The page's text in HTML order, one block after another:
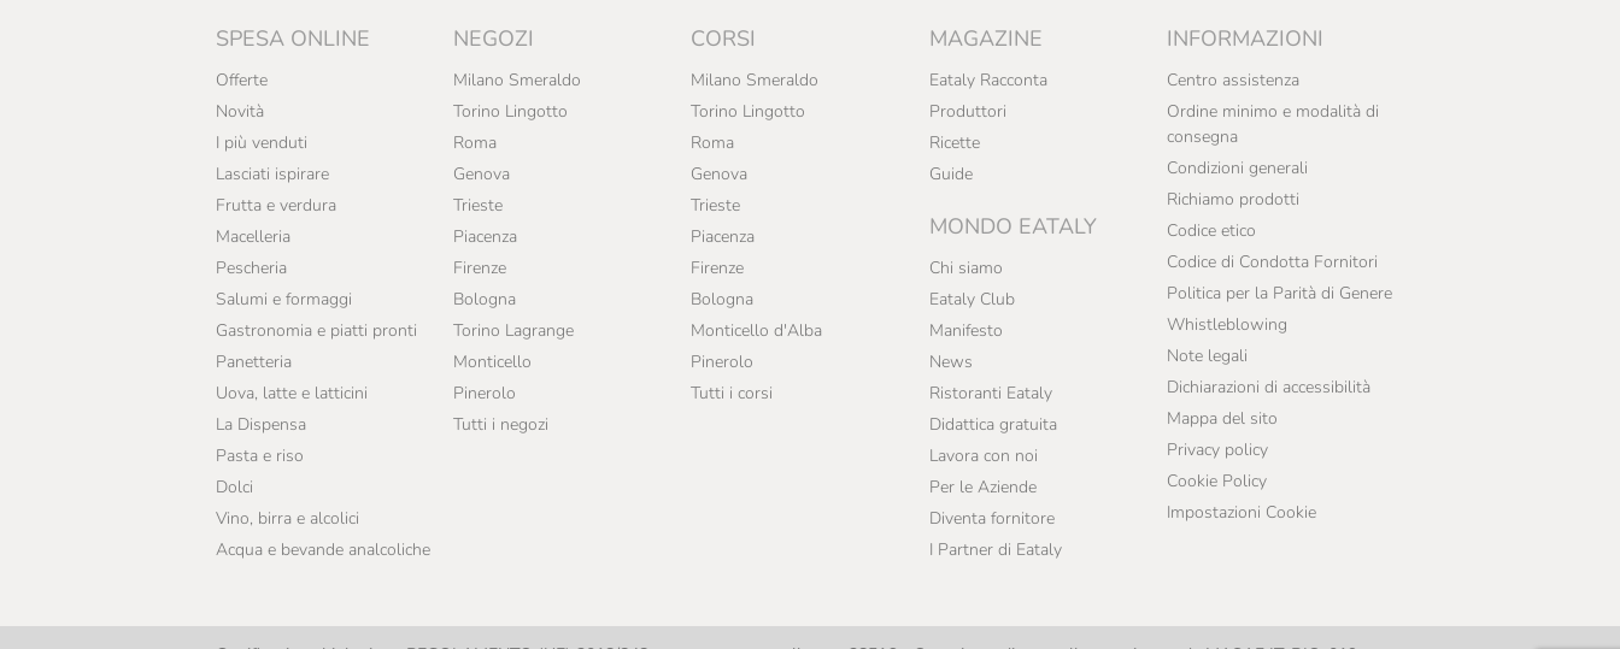
SPESA ONLINE
Offerte
Novità
I più venduti
Lasciati ispirare
Frutta e verdura
Macelleria
Pescheria
Salumi e formaggi
Gastronomia e piatti pronti
Panetteria
Uova, latte e latticini
La Dispensa
Pasta e riso
Dolci
Vino, birra e alcolici
Acqua e bevande analcoliche
NEGOZI
Milano Smeraldo
Torino Lingotto
Roma
Genova
Trieste
Piacenza
Firenze
Bologna
Torino Lagrange
Monticello
Pinerolo
Tutti i negozi
CORSI
Milano Smeraldo
Torino Lingotto
Roma
Genova
Trieste
Piacenza
Firenze
Bologna
Monticello d'Alba
Pinerolo
Tutti i corsi
MAGAZINE
Eataly Racconta
Produttori
Ricette
Guide
MONDO EATALY
Chi siamo
Eataly Club
Manifesto
News
Ristoranti Eataly
Didattica gratuita
Lavora con noi
Per le Aziende
Diventa fornitore
I Partner di Eataly
INFORMAZIONI
Centro assistenza
Ordine minimo e modalità di
consegna
Condizioni generali
Richiamo prodotti
Codice etico
Codice di Condotta Fornitori
Politica per la Parità di Genere
Whistleblowing
Note legali
Dichiarazioni di accessibilità
Mappa del sito
Privacy policy
Cookie Policy
Impostazioni Cookie